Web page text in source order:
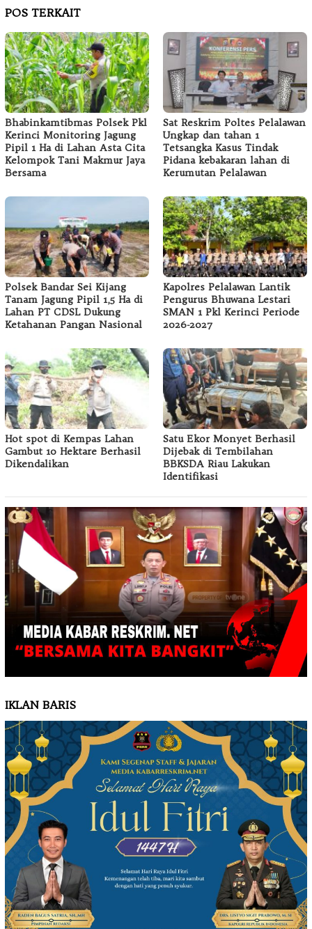
POS TERKAIT
Bhabinkamtibmas Polsek Pkl
Kerinci Monitoring Jagung
Pipil 1 Ha di Lahan Asta Cita
Kelompok Tani Makmur Jaya
Bersama
Sat Reskrim Poltes Pelalawan
Ungkap dan tahan 1
Tetsangka Kasus Tindak
Pidana kebakaran lahan di
Kerumutan Pelalawan
Polsek Bandar Sei Kijang
Tanam Jagung Pipil 1,5 Ha di
Lahan PT CDSL Dukung
Ketahanan Pangan Nasional
Kapolres Pelalawan Lantik
Pengurus Bhuwana Lestari
SMAN 1 Pkl Kerinci Periode
2026-2027
Hot spot di Kempas Lahan
Gambut 10 Hektare Berhasil
Dikendalikan
Satu Ekor Monyet Berhasil
Dijebak di Tembilahan
BBKSDA Riau Lakukan
Identifikasi
IKLAN BARIS